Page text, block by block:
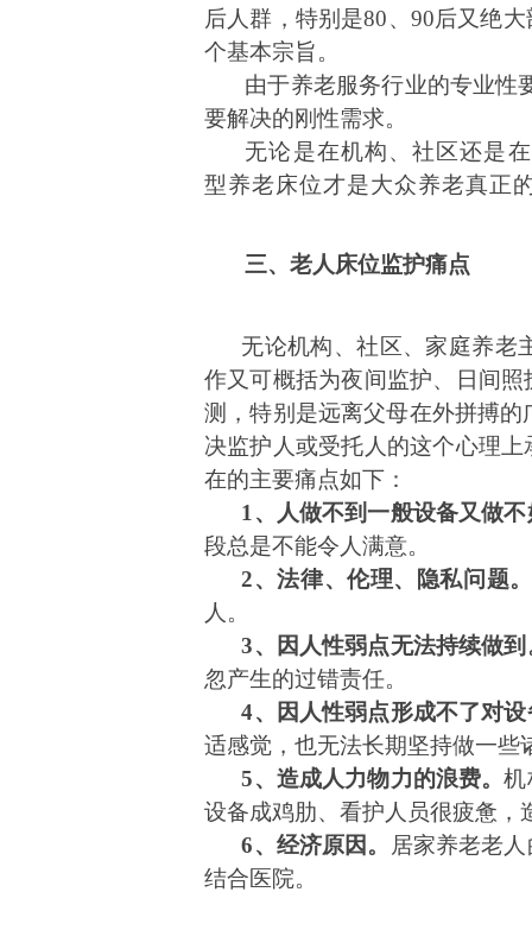
后人群，特别是80、 90后又绝
个基本宗旨。
由于养老服务行业的专业性
要解决的刚性需求。
无论是在机构、社区还是
型养老床位才是大众养老真正
三、老人床位监护痛点
无论机构、社区、家庭养老
作又可概括为夜间监护、日间
测，特别是远离父母在外拼搏的
决监护人或受托人的这个心理
在的主要痛点如下：
1、人做不到一般设备又做
段总是不能令人满意。
2、法律、伦理、隐私问题。
人。
3、因人性弱点无法持续做到
忽产生的过错责任。
4、因人性弱点形成不了对
适感觉，也无法长期坚持做一些
5、造成人力物力的浪费。机
设备成鸡肋、看护人员很疲惫，
6、经济原因。
居家养老老
结合医院。